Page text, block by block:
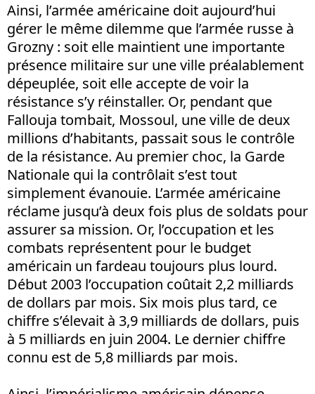
Ainsi, l’armée américaine doit aujourd’hui
gérer le même dilemme que l’armée russe à
Grozny : soit elle maintient une importante
présence militaire sur une ville préalablement
dépeuplée, soit elle accepte de voir la
résistance s’y réinstaller. Or, pendant que
Fallouja tombait, Mossoul, une ville de deux
millions d’habitants, passait sous le contrôle
de la résistance. Au premier choc, la Garde
Nationale qui la contrôlait s’est tout
simplement évanouie. L’armée américaine
réclame jusqu’à deux fois plus de soldats pour
assurer sa mission. Or, l’occupation et les
combats représentent pour le budget
américain un fardeau toujours plus lourd.
Début 2003 l’occupation coûtait 2,2 milliards
de dollars par mois. Six mois plus tard, ce
chiffre s’élevait à 3,9 milliards de dollars, puis
à 5 milliards en juin 2004. Le dernier chiffre
connu est de 5,8 milliards par mois.